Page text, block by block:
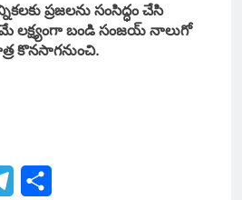
ప్రజలను సంసిద్ధం చేసి
లక్ష్యంగా బండి సంజయ్ నాలుగో
కొనసాగనుంచి.
Telegram